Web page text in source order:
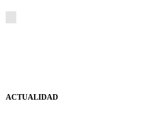
ACTUALIDAD